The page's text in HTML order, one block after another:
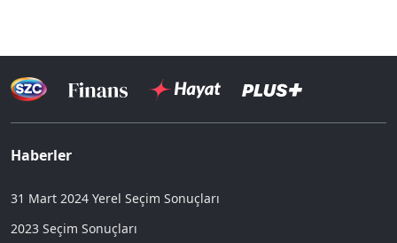
Haberler
31 Mart 2024 Yerel Seçim Sonuçları
2023 Seçim Sonuçları